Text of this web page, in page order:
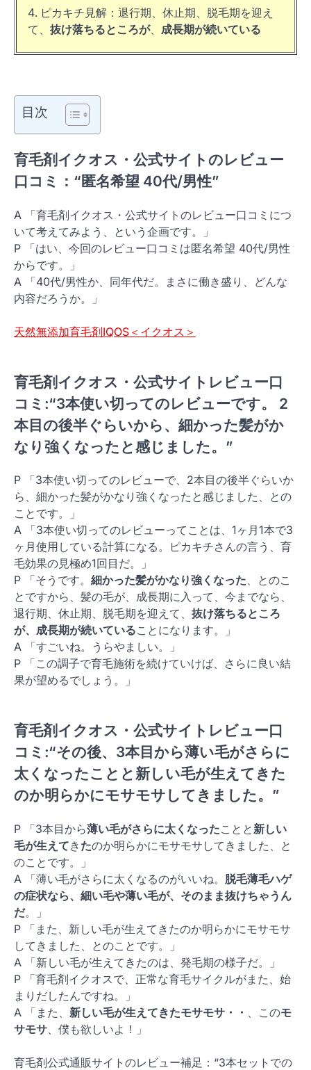
ピカキチ見解：退行期、休止期、脱毛期を迎え
て、 抜け落ちるところが、 成長期が続いている
目次
育毛剤イクオス・公式サイトのレビュー
口コミ：“匿名希望 40代/男性”
A 「育毛剤イクオス・公式サイトのレビュー口コミにつ
いて考えてみよう、という企画です。」
P 「はい、今回のレビュー口コミは匿名希望 40代/男性
からです。」
A 「40代/男性か、同年代だ。まさに働き盛り、どんな
内容だろうか。」
天然無添加育毛剤IQOS＜イクオス＞
育毛剤イクオス・公式サイトレビュー口
コミ:“3本使い切ってのレビューです。 2
本目の後半ぐらいから、細かった髪がか
なり強くなったと感じました。”
P 「3本使い切ってのレビューで、2本目の後半ぐらいか
ら、細かった髪がかなり強くなったと感じました、との
ことです。」
A 「3本使い切ってのレビューってことは、1ヶ月1本で3
ヶ月使用している計算になる。ピカキチさんの言う、育
毛効果の見極め1回目だ。」
P 「そうです。 細かった髪がかなり強くなった、とのこ
とですから、髪の毛が、成長期に入って、今までなら、
退行期、休止期、脱毛期を迎えて、 抜け落ちるところ
が、成長期が続いていることになります。」
A 「すごいね。うらやましい。」
P 「この調子で育毛施術を続けていけば、さらに良い結
果が望めるでしょう。」
育毛剤イクオス・公式サイトレビュー口
コミ:“その後、3本目から薄い毛がさらに
太くなったことと新しい毛が生えてきた
のか明らかにモサモサしてきました。”
P 「3本目から薄い毛がさらに太くなったことと 新しい
毛が生えてき たのか明らかにモサモサしてきました、と
のことです。」
A 「薄い毛がさらに太くなるのがいいね。 脱毛薄毛ハゲ
の症状なら、細い毛や薄い毛が、そのまま抜けちゃうん
だ。」
P 「また、新しい毛が生えてきたのか明らかにモサモサ
してきました、とのことです。」
A 「新しい毛が生えてきたのは、発毛期の様子だ。」
P 「育毛剤イクオスで、正常な育毛サイクルがまた、始
まりだしたんですね。」
A 「また、 新しい毛が生えてきたモサモサ・・ 、このモ
サモサ 、僕も欲しいよ！」
育毛剤公式通販サイトのレビュー補足：“3本セットでの